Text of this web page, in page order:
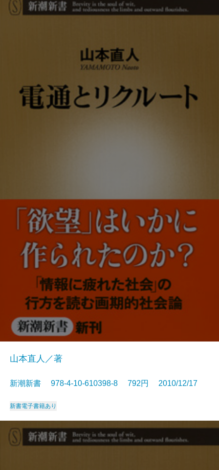
山本直人／著
新潮新書 978-4-10-610398-8 792円 2010/12/17
新書電子書籍あり